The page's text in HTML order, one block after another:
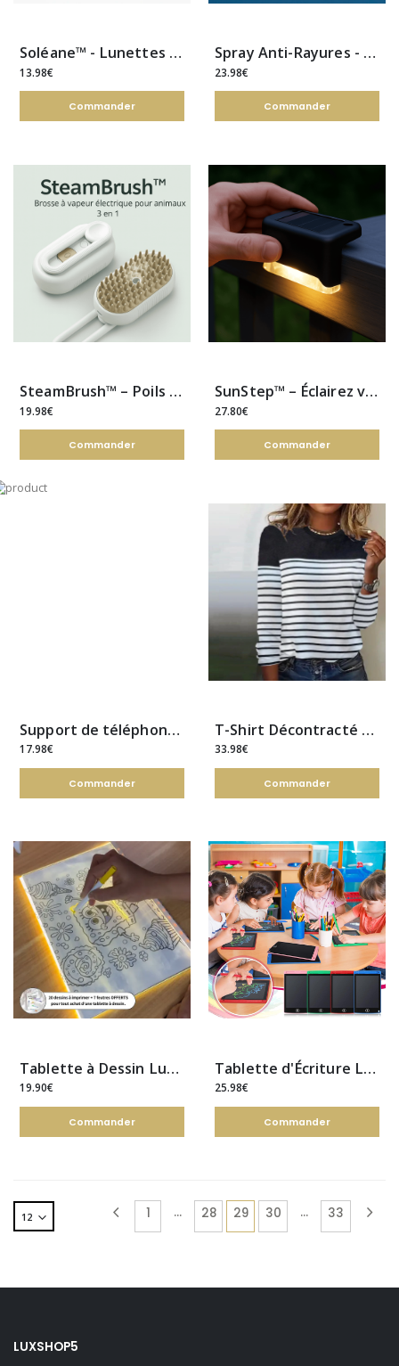
Soléane™ - Lunettes Polarisées à Superposition
13.98€
Commander
Spray Anti-Rayures - Verre liquide
23.98€
Commander
SteamBrush™ – Poils éliminés, pelage sain et propre, sans effort
19.98€
Commander
SunStep™ – Éclairez vos marches et terrasses, sans électricité, sans effort
27.80€
Commander
Support de téléphone portable multifonction pour tableau de bord de voiture
17.98€
Commander
T-Shirt Décontracté À Rayures
33.98€
Commander
Tablette à Dessin Lumineuse LED | Créativité Sans Écran
19.90€
Commander
Tablette d'Écriture LCD Éducative
25.98€
Commander
1 … 28 29 30 … 33
LUXSHOP5